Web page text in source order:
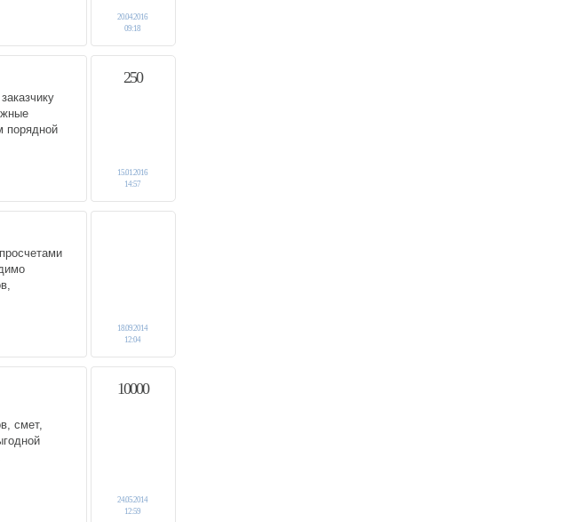
20.04.2016
09:18
порядной
250
15.01.2016
14:57
18.09.2014
12:04
смет,
10000
24.05.2014
12:59